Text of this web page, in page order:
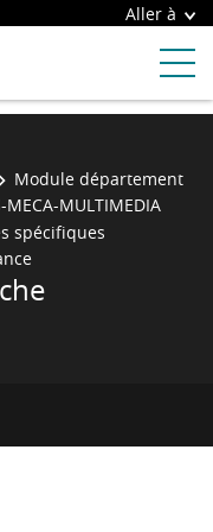
Aller à
Module département
MECA-MULTIMEDIA
spécifiques